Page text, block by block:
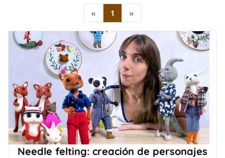
« 1 »
Needle felting: creación de personajes